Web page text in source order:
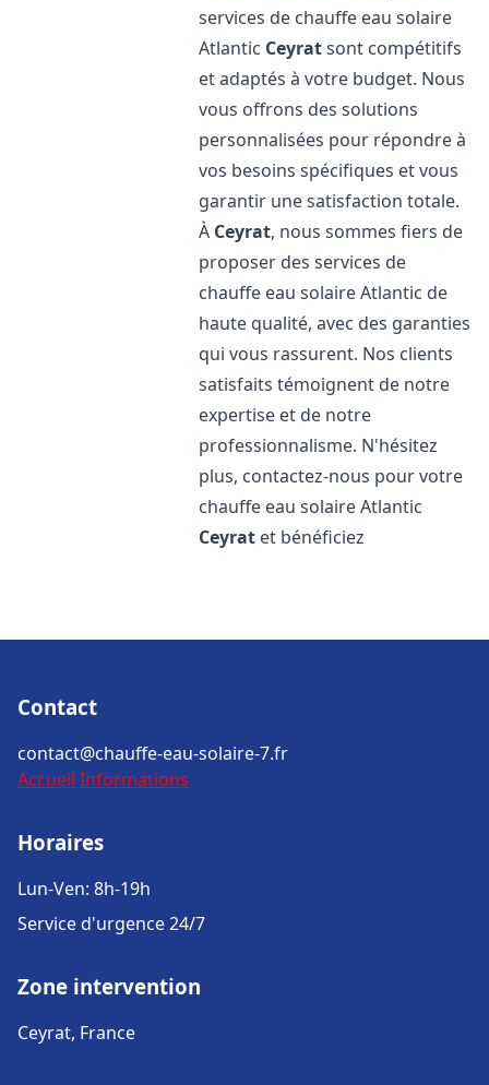
services de chauffe eau solaire
Atlantic Ceyratsont compétitifs
et adaptés à votre budget. Nous
vous offrons des solutions
personnalisées pour répondre à
vos besoins spécifiques et vous
garantir une satisfaction totale.
À Ceyrat, nous sommes fiers de
proposer des services de
chauffe eau solaire Atlantic de
haute qualité, avec des garanties
qui vous rassurent. Nos clients
satisfaits témoignent de notre
expertise et de notre
professionnalisme. N'hésitez
plus, contactez-nous pour votre
chauffe eau solaire Atlantic
Ceyrat et bénéficiez
Contact
contact@chauffe-eau-solaire-7.fr
Accueil Informations
Horaires
Lun-Ven: 8h-19h
Service d'urgence 24/7
Zone intervention
Ceyrat, France